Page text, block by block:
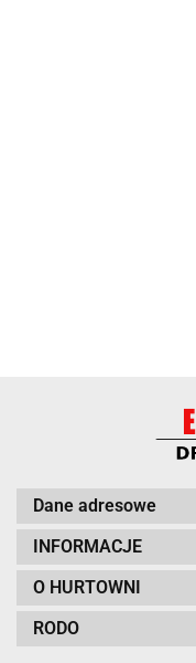
Dane adresowe
INFORMACJE
O HURTOWNI
RODO